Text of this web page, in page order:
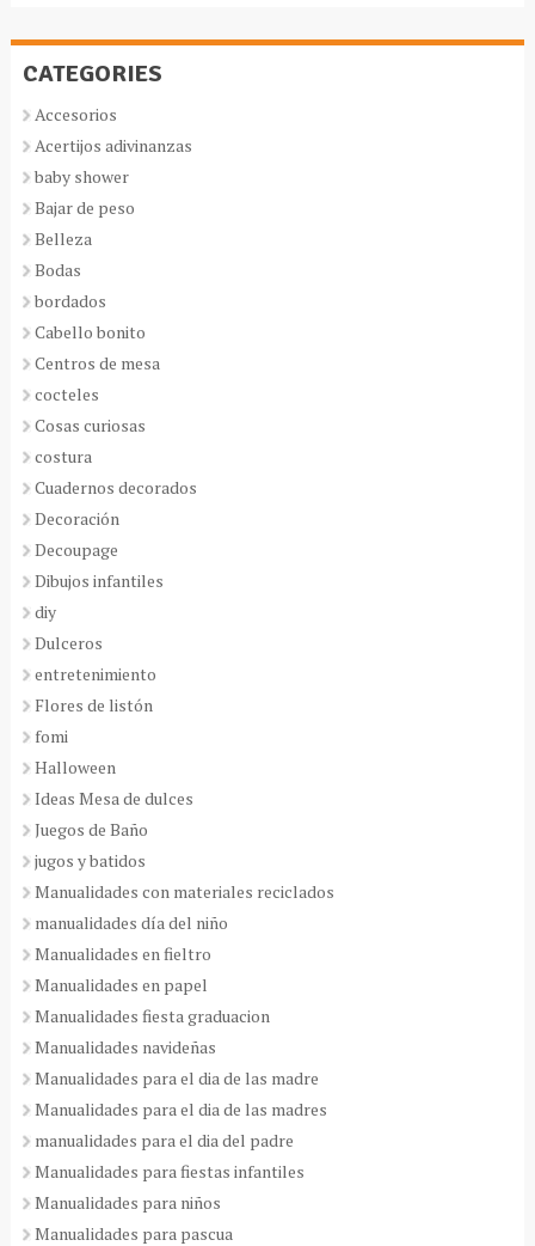
CATEGORIES
Accesorios
Acertijos adivinanzas
baby shower
Bajar de peso
Belleza
Bodas
bordados
Cabello bonito
Centros de mesa
cocteles
Cosas curiosas
costura
Cuadernos decorados
Decoración
Decoupage
Dibujos infantiles
diy
Dulceros
entretenimiento
Flores de listón
fomi
Halloween
Ideas Mesa de dulces
Juegos de Baño
jugos y batidos
Manualidades con materiales reciclados
manualidades día del niño
Manualidades en fieltro
Manualidades en papel
Manualidades fiesta graduacion
Manualidades navideñas
Manualidades para el dia de las madre
Manualidades para el dia de las madres
manualidades para el dia del padre
Manualidades para fiestas infantiles
Manualidades para niños
Manualidades para pascua